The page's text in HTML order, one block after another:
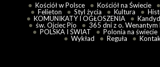
Kościół w Polsce Kościół na Świecie
Felieton
Styl życia Kultura
KOMUNIKATY I OGŁOSZENIA
św. Ojciec Pio
365 dni z o. Wenantym
POLSKA I ŚWIAT
Polonia na świecie
Wykład
Reguła